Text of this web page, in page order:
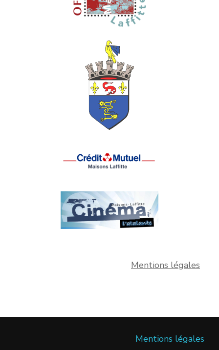
Mentions légales
Mentions légales